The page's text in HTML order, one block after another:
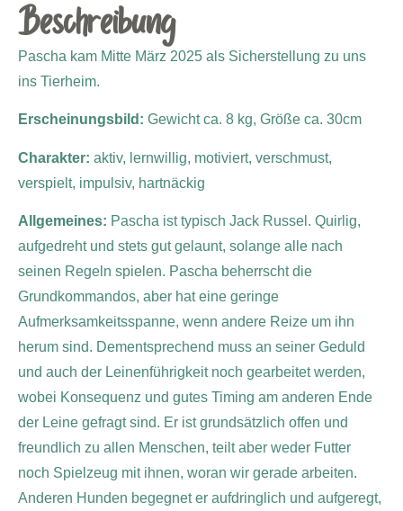
Beschreibung
Pascha kam Mitte März 2025 als Sicherstellung zu uns
ins Tierheim.
Erscheinungsbild: Gewicht ca. 8 kg, Größe ca. 30cm
Charakter: aktiv, lernwillig, motiviert, verschmust,
verspielt, impulsiv, hartnäckig
Allgemeines: Pascha ist typisch Jack Russel. Quirlig,
aufgedreht und stets gut gelaunt, solange alle nach
seinen Regeln spielen. Pascha beherrscht die
Grundkommandos, aber hat eine geringe
Aufmerksamkeitsspanne, wenn andere Reize um ihn
herum sind. Dementsprechend muss an seiner Geduld
und auch der Leinenführigkeit noch gearbeitet werden,
wobei Konsequenz und gutes Timing am anderen Ende
der Leine gefragt sind. Er ist grundsätzlich offen und
freundlich zu allen Menschen, teilt aber weder Futter
noch Spielzeug mit ihnen, woran wir gerade arbeiten.
Anderen Hunden begegnet er aufdringlich und aufgeregt,